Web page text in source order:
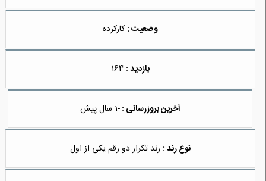
وضعیت : کارکرده
بازدید : 164
آخرین بروزرسانی :-1 سال پیش
نوع رند : رند تکرار دو رقم یکی از اول